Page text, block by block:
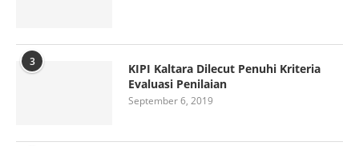
3
KIPI Kaltara Dilecut Penuhi Kriteria
Evaluasi Penilaian
September 6, 2019